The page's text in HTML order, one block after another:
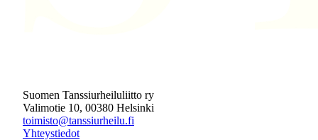
Suomen Tanssiurheiluliitto ry
Valimotie 10, 00380 Helsinki
toimisto@tanssiurheilu.fi
Yhteystiedot